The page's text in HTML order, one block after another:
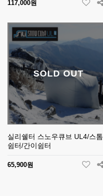
117,000원
SOLD OUT
실리쉘터 스노우큐브 UL4/스톰
쉼터/간이쉼터
65,900원